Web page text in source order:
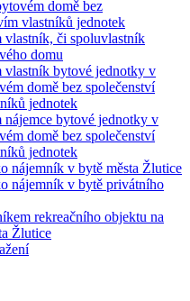
domě bez
vlastníků jednotek
vlastník, či spoluvlastník
domu
vlastník bytové jednotky v
domě bez společenství
jednotek
nájemce bytové jednotky v
domě bez společenství
jednotek
nájemník v bytě města Žlutice
nájemník v bytě privátního
rekreačního objektu na
Žlutice